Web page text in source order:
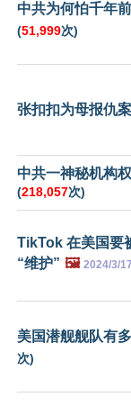
中共为何怕千年
(51,999次)
张扣扣为母报仇案
中共一神秘机构
(218,057次)
TikTok 在美国要
“维护” 🖼️ 2024/3/17
美国潜舰舰队有
次)